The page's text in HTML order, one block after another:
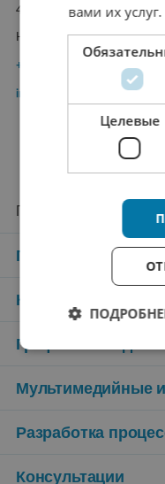
4817 BL Breda
Нидерланды
+31 (0)76- 7820800
info@wkautomotive.com
Продукты и услуги
Переводы
Копирайтинг
Графический
Мультимедийные
Разработка
Консультации
вами их услуг.
Целевые